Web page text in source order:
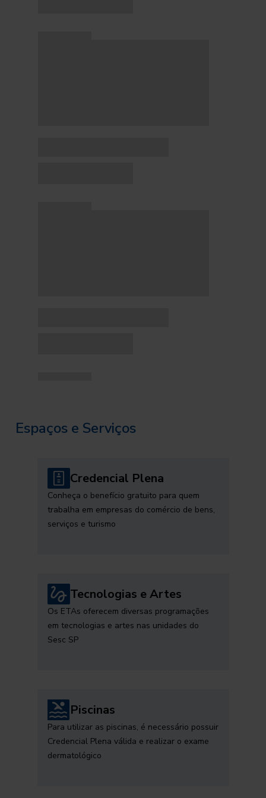
Espaços e Serviços
Credencial Plena
Conheça o benefício gratuito para quem
trabalha em empresas do comércio de bens,
serviços e turismo
Tecnologias e Artes
Os ETAs oferecem diversas programações
em tecnologias e artes nas unidades do
Sesc SP
Piscinas
Para utilizar as piscinas, é necessário possuir
Credencial Plena válida e realizar o exame
dermatológico